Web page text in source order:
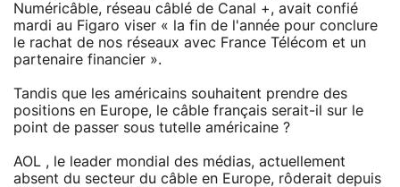
Numéricâble, réseau câblé de Canal +, avait confié
mardi au Figaro viser « la fin de l'année pour conclure
le rachat de nos réseaux avec France Télécom et un
partenaire financier ».
Tandis que les américains souhaitent prendre des
positions en Europe, le câble français serait-il sur le
point de passer sous tutelle américaine ?
AOL , le leader mondial des médias, actuellement
absent du secteur du câble en Europe, rôderait depuis